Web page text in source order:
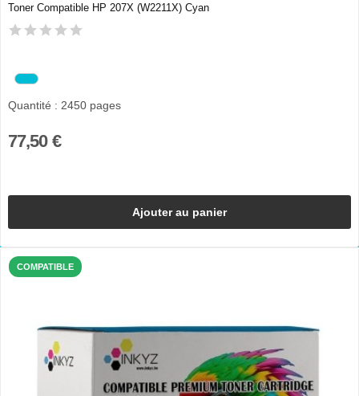
Toner Compatible HP 207X (W2211X) Cyan
Quantité : 2450 pages
77,50 €
Ajouter au panier
COMPATIBLE